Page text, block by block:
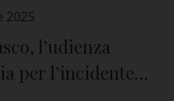
2025
l’udienza
per l’incidente